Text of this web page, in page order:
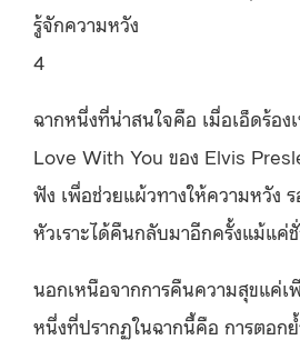
รู้จักความหวัง
4
ฉากหนึ่งที่น่าสนใจคือ เมื่อเอ็ดร้อง
Love With You ของ Elvis
ฟัง เพื่อช่วยแผ้วทางให้ความหวัง
หัวเราะได้คืนกลับมาอีกครั้งแม้แค่
นอกเหนือจากการคืนความสุขแค่เ
หนึ่งที่ปรากฏในฉากนี้คือ การตอก